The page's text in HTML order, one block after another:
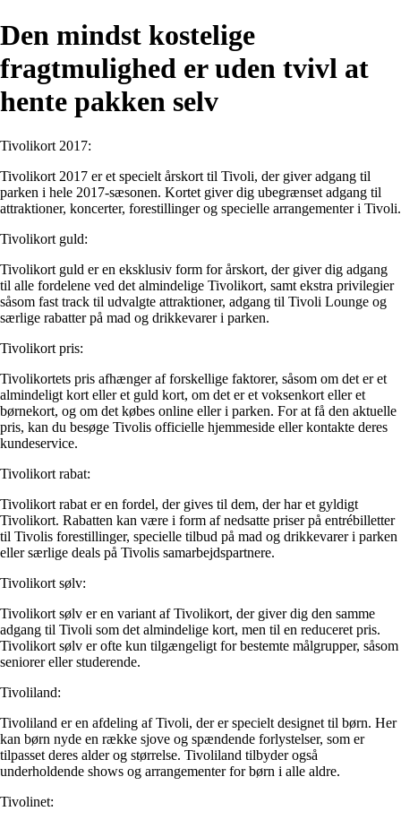
Den mindst kostelige
fragtmulighed er uden tvivl at
hente pakken selv
Tivolikort 2017:
Tivolikort 2017 er et specielt årskort til Tivoli, der giver adgang til
parken i hele 2017-sæsonen. Kortet giver dig ubegrænset adgang til
attraktioner, koncerter, forestillinger og specielle arrangementer i Tivoli.
Tivolikort guld:
Tivolikort guld er en eksklusiv form for årskort, der giver dig adgang
til alle fordelene ved det almindelige Tivolikort, samt ekstra privilegier
såsom fast track til udvalgte attraktioner, adgang til Tivoli Lounge og
særlige rabatter på mad og drikkevarer i parken.
Tivolikort pris:
Tivolikortets pris afhænger af forskellige faktorer, såsom om det er et
almindeligt kort eller et guld kort, om det er et voksenkort eller et
børnekort, og om det købes online eller i parken. For at få den aktuelle
pris, kan du besøge Tivolis officielle hjemmeside eller kontakte deres
kundeservice.
Tivolikort rabat:
Tivolikort rabat er en fordel, der gives til dem, der har et gyldigt
Tivolikort. Rabatten kan være i form af nedsatte priser på entrébilletter
til Tivolis forestillinger, specielle tilbud på mad og drikkevarer i parken
eller særlige deals på Tivolis samarbejdspartnere.
Tivolikort sølv:
Tivolikort sølv er en variant af Tivolikort, der giver dig den samme
adgang til Tivoli som det almindelige kort, men til en reduceret pris.
Tivolikort sølv er ofte kun tilgængeligt for bestemte målgrupper, såsom
seniorer eller studerende.
Tivoliland:
Tivoliland er en afdeling af Tivoli, der er specielt designet til børn. Her
kan børn nyde en række sjove og spændende forlystelser, som er
tilpasset deres alder og størrelse. Tivoliland tilbyder også
underholdende shows og arrangementer for børn i alle aldre.
Tivolinet: